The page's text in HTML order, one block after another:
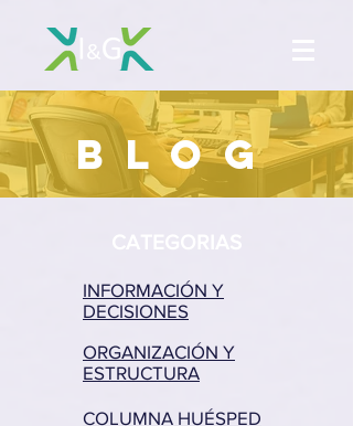
BLOG
INFORMACIÓN Y
DECISIONES
ORGANIZACIÓN Y
ESTRUCTURA
COLUMNA HUÉSPED